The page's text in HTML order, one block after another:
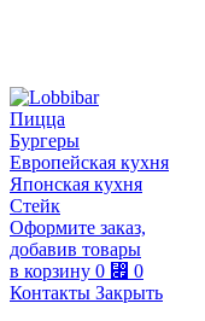
Пицца
Бургеры
Европейская кухня
Японская кухня
Стейк
Оформите заказ,
добавив товары
в корзину 0 ⃏ 0
Контакты Закрыть